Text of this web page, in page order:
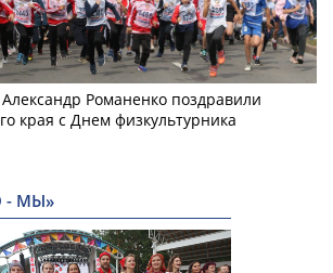
Романенко поздравили
края с Днем физкультурника
- МЫ»